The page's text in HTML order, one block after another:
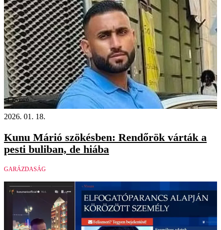
Videó
2026. 01. 18.
Kunu Márió szökésben: Rendőrök várták a
pesti buliban, de hiába
GARÁZDASÁG